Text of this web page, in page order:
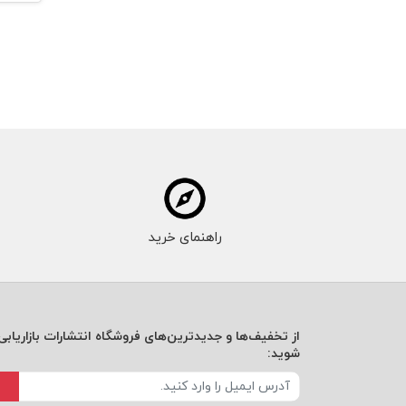
راهنمای خرید
از تخفیف‌ها و جدیدترین‌های فروشگاه انتشارات
شوید: